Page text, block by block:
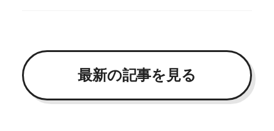
最新の記事を見る